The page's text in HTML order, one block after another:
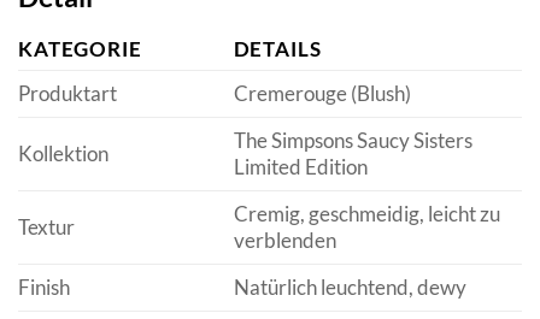
KATEGORIE
DETAILS
Produktart
Cremerouge (Blush)
Kollektion
The Simpsons Saucy Sisters
Limited Edition
Textur
Cremig, geschmeidig, leicht zu
verblenden
Finish
Natürlich leuchtend, dewy